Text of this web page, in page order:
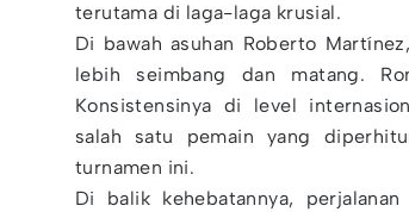
terutama di laga-laga krusial.
Di bawah asuhan Roberto
lebih seimbang dan matang.
Konsistensinya di level
salah satu pemain yang
turnamen ini.
Di balik kehebatannya,